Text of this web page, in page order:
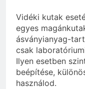
Vidéki kutak
egyes
ásványianyag-
csak
Ilyen esetben
beépítése,
használod.